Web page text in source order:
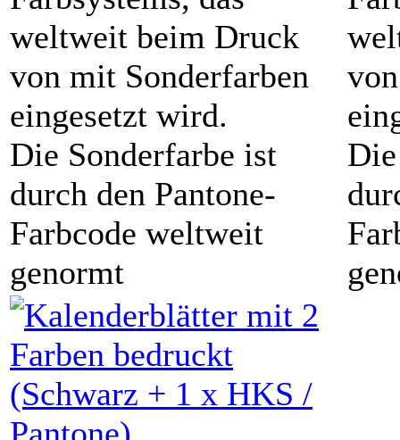
weltweit beim Druck
von mit Sonderfarben
eingesetzt wird.
Die Sonderfarbe ist
durch den Pantone-
Farbcode weltweit
genormt